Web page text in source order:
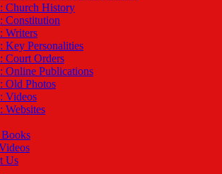
Church History
Constitution
Writers
Key Personalities
Court Orders
Online Publications
Old Photos
Videos
Websites
Us